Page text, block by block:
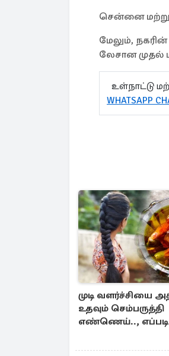
சென்னை
மேலும், நகரின்
லேசான முதல்
உள்நாட்டு
WHATSAPP
முடி வளர்ச்சியை
உதவும் செம்பருத்தி
எண்ணெய்.., எப்படி